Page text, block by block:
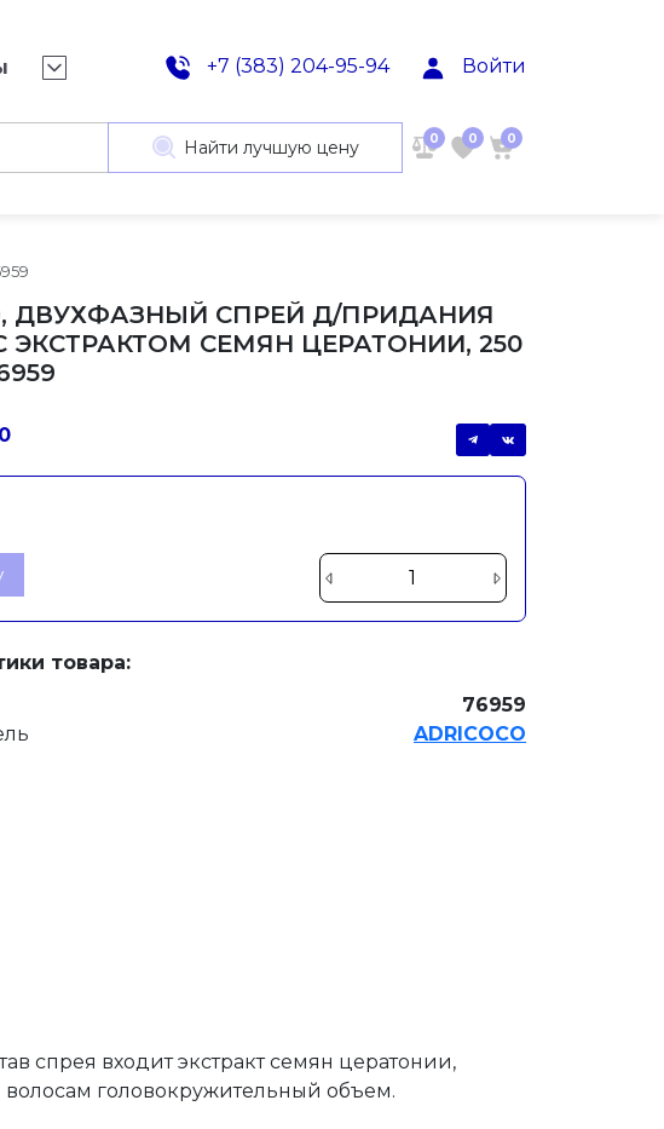
+7 (383) 204-95-94 Войти
Найти лучшую цену 0 0 0
ДВУХФАЗНЫЙ СПРЕЙ Д/ПРИДАНИЯ
ЭКСТРАКТОМ СЕМЯН ЦЕРАТОНИИ, 250
товара:
76959
ADRICOCO
спрея входит экстракт семян цератонии,
волосам головокружительный объем.